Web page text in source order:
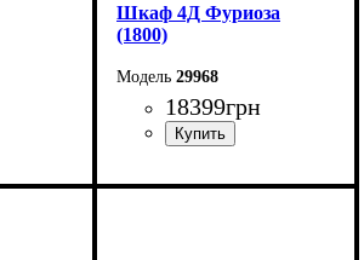
Шкаф 4Д Фуриоза
(1800)
29968
18399грн
Ширина: 180 см